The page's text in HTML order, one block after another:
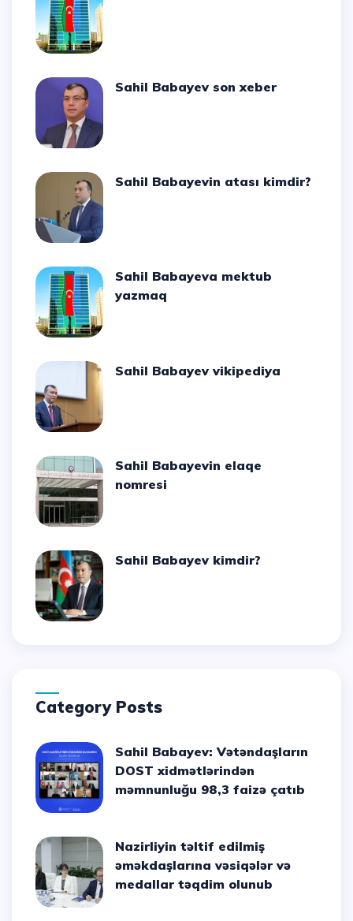
Sahil Babayev son xeber
Sahil Babayevin atası kimdir?
Sahil Babayeva mektub
yazmaq
Sahil Babayev vikipediya
Sahil Babayevin elaqe
nomresi
Sahil Babayev kimdir?
Category Posts
Sahil Babayev: Vətəndaşların
DOST xidmətlərindən
məmnunluğu 98,3 faizə çatıb
Nazirliyin təltif edilmiş
əməkdaşlarına vəsiqələr və
medallar təqdim olunub